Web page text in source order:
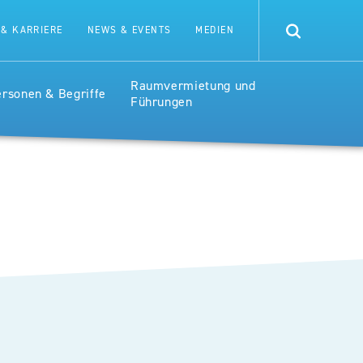
KARRIERE NEWS & EVENTS MEDIEN
& Begriffe
Raumvermietung und
Führungen